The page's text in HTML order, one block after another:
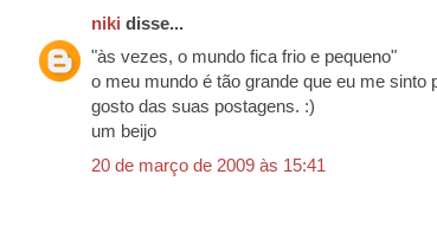
niki disse...
"às vezes, o mundo fica frio e pequeno"
o meu mundo é tão grande que eu me sinto
gosto das suas postagens. :)
um beijo
20 de março de 2009 às 15:41